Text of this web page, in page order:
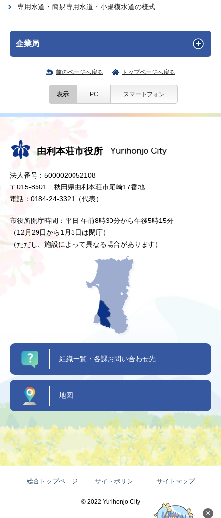
専用水道・簡易専用水道・小規模水道の様式
企業局
前のページへ戻る トップページへ戻る
表示 PC スマートフォン
×
由利本荘市役所
法人番号：5000020052108
〒015-8501 秋田県由利本荘市尾崎17番地
電話：0184-24-3321（代表）
市役所開庁時間：平日 午前8時30分から午後5時15分
（12月29日から1月3日は閉庁）
（ただし、施設によって異なる場合があります）
組織一覧・各課お問い合わせ先
地図
総合トップページ サイトポリシー サイトマップ
©️ 2022 Yurihonjo City